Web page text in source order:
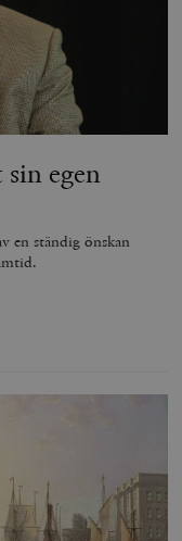
egen
en ständig önskan